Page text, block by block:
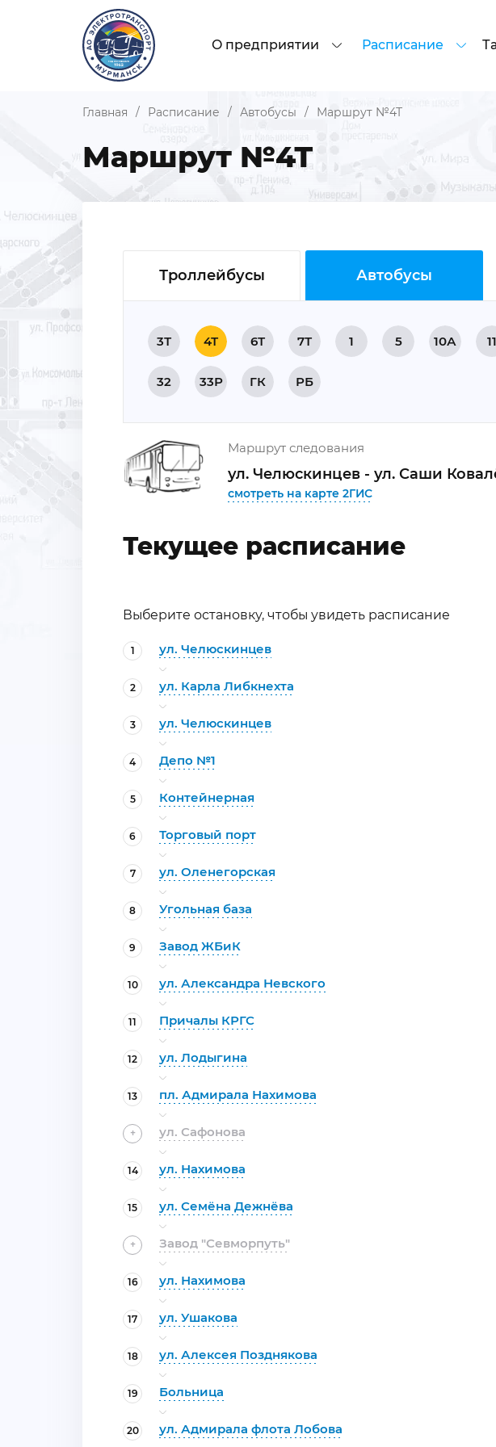
О предприятии Расписание
Главная / Расписание / Автобусы / Маршрут №4Т
Маршрут №4Т
Троллейбусы Автобусы
3Т 4Т 6Т 7Т 1 5 10А 11
32 33Р ГК РБ
Маршрут следования
ул. Челюскинцев - ул. Саши
смотреть на карте 2ГИС
Текущее расписание
Выберите остановку, чтобы увидеть расписание
1 ул. Челюскинцев
2 ул. Карла Либкнехта
3 ул. Челюскинцев
4 Депо №1
5 Контейнерная
6 Торговый порт
7 ул. Оленегорская
8 Угольная база
9 Завод ЖБиК
10 ул. Александра Невского
11 Причалы КРГС
12 ул. Лодыгина
13 пл. Адмирала Нахимова
+ ул. Сафонова
14 ул. Нахимова
15 ул. Семёна Дежнёва
+ Завод "Севморпуть"
16 ул. Нахимова
17 ул. Ушакова
18 ул. Алексея Позднякова
19 Больница
20 ул. Адмирала флота Лобова